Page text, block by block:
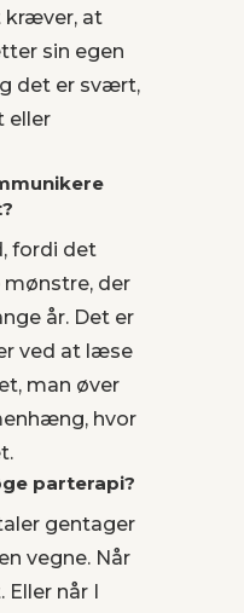
kræver, at
sin egen
det er svært,
eller
fordi det
der
år. Det er
ved at læse
man øver
hvor
parterapi?
gentager
vegne. Når
når I